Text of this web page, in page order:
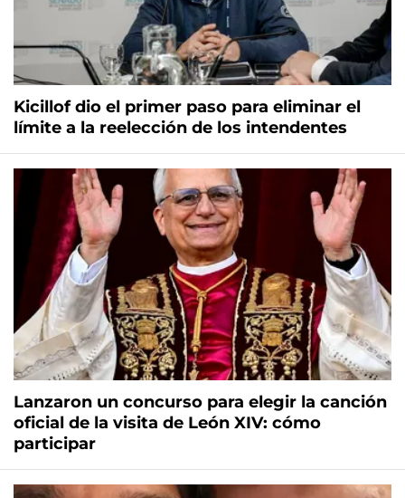
Kicillof dio el primer paso para eliminar el
límite a la reelección de los intendentes
Lanzaron un concurso para elegir la canción
oficial de la visita de León XIV: cómo
participar